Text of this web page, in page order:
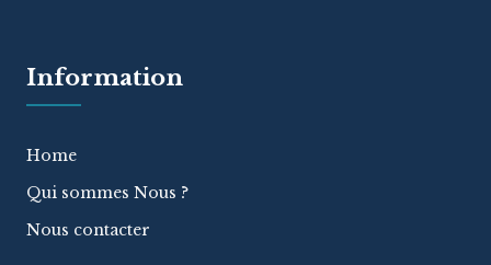
Information
Home
Qui sommes Nous ?
Nous contacter